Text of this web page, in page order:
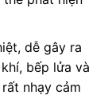
dễ gây ra
bếp lửa và
nhạy cảm